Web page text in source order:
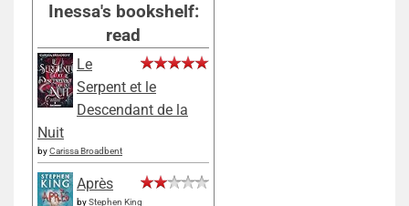
Inessa's bookshelf:
read
Le
Serpent et le
Descendant de la
Nuit
byCarissa Broadbent
Après
byStephen King